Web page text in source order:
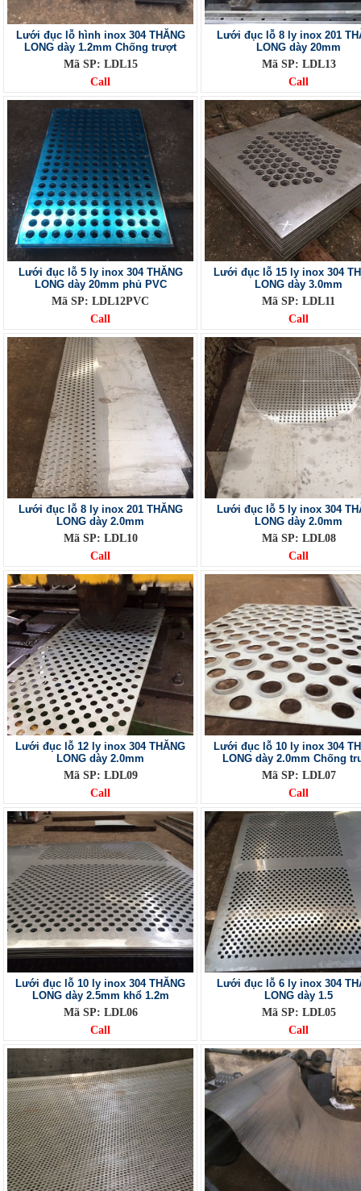
Lưới đục lỗ hình inox 304 THĂNG
LONG dày 1.2mm Chống trượt
Mã SP: LDL15
Call
Lưới đục lỗ 8 ly inox 201
LONG dày 20mm
Mã SP: LDL13
Call
Lưới đục lỗ 5 ly inox 304 THĂNG
LONG dày 20mm phủ PVC
Mã SP: LDL12PVC
Call
Lưới đục lỗ 15 ly inox 304
LONG dày 3.0mm
Mã SP: LDL11
Call
Lưới đục lỗ 8 ly inox 201 THĂNG
LONG dày 2.0mm
Mã SP: LDL10
Call
Lưới đục lỗ 5 ly inox 304
LONG dày 2.0mm
Mã SP: LDL08
Call
Lưới đục lỗ 12 ly inox 304 THĂNG
LONG dày 2.0mm
Mã SP: LDL09
Call
Lưới đục lỗ 10 ly inox 304
LONG dày 2.0mm Chống
Mã SP: LDL07
Call
Lưới đục lỗ 10 ly inox 304 THĂNG
LONG dày 2.5mm khổ 1.2m
Mã SP: LDL06
Call
Lưới đục lỗ 6 ly inox 304
LONG dày 1.5
Mã SP: LDL05
Call